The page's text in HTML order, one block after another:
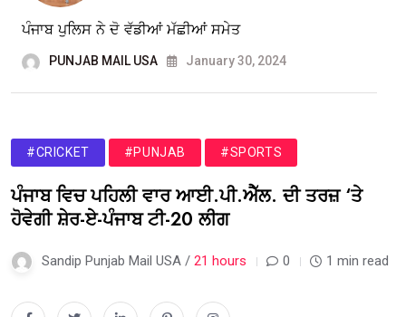
ਪੰਜਾਬ ਪੁਲਿਸ ਨੇ ਦੋ ਵੱਡੀਆਂ ਮੱਛੀਆਂ ਸਮੇਤ
PUNJAB MAIL USA January 30, 2024
#CRICKET #PUNJAB #SPORTS
ਪੰਜਾਬ ਵਿਚ ਪਹਿਲੀ ਵਾਰ ਆਈ.ਪੀ.ਐੱਲ. ਦੀ ਤਰਜ਼ ‘ਤੇ
ਹੋਵੇਗੀ ਸ਼ੇਰ-ਏ-ਪੰਜਾਬ ਟੀ-20 ਲੀਗ
Sandip Punjab Mail USA / 21 hours 0 1 min read